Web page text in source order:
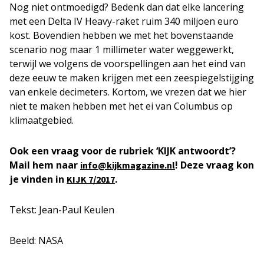
Nog niet ontmoedigd? Bedenk dan dat elke lancering
met een Delta IV Heavy-raket ruim 340 miljoen euro
kost. Bovendien hebben we met het bovenstaande
scenario nog maar 1 millimeter water weggewerkt,
terwijl we volgens de voorspellingen aan het eind van
deze eeuw te maken krijgen met een zeespiegelstijging
van enkele decimeters. Kortom, we vrezen dat we hier
niet te maken hebben met het ei van Columbus op
klimaatgebied.
Ook een vraag voor de rubriek ‘KIJK antwoordt’?
Mail hem naar info@kijkmagazine.nl! Deze vraag kon
je vinden in KIJK 7/2017.
Tekst: Jean-Paul Keulen
Beeld: NASA